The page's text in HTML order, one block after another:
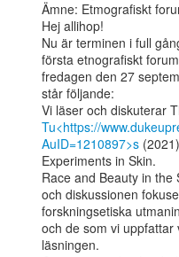
Ämne: Etmografiskt
Hej allihop!
Nu är terminen i full
första etnografiskt
fredagen den 27
står följande:
Tu<https://
AuID=1210897>s
Experiments in Skin.
Race and Beauty in the
och diskussionen
forskningsetiska
och de som vi uppfattar
läsningen.